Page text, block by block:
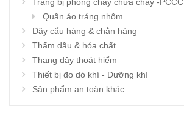
Quần áo tráng nhôm
Dây cẩu hàng & chằn hàng
Thấm dầu & hóa chất
Thang dây thoát hiểm
Thiết bị đo dò khí - Dưỡng khí
Sản phẩm an toàn khác